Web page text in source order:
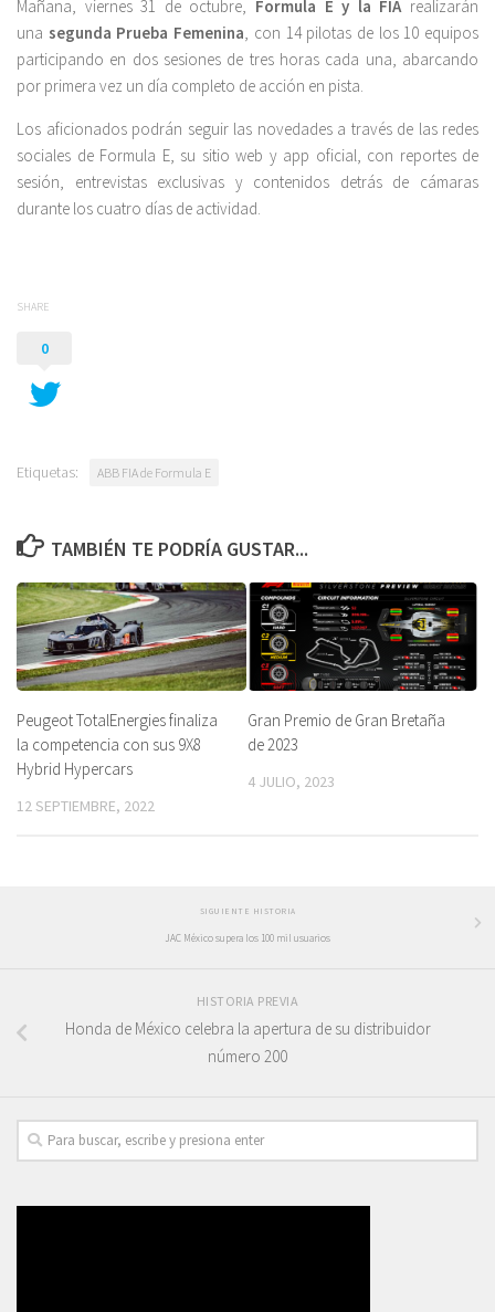
Mañana, viernes 31 de octubre, Formula E y la FIA realizarán
una segunda Prueba Femenina , con 14 pilotas de los 10 equipos
participando en dos sesiones de tres horas cada una, abarcando
por primera vez un día completo de acción en pista.
Los aficionados podrán seguir las novedades a través de las redes
sociales de Formula E, su sitio web y app oficial, con reportes de
sesión, entrevistas exclusivas y contenidos detrás de cámaras
durante los cuatro días de actividad.
SHARE
0
Etiquetas: ABB FIA de Formula E
TAMBIÉN TE PODRÍA GUSTAR...
Peugeot TotalEnergies finaliza
la competencia con sus 9X8
Hybrid Hypercars
12 SEPTIEMBRE, 2022
Gran Premio de Gran Bretaña
de 2023
4 JULIO, 2023
SIGUIENTE HISTORIA
JAC México supera los 100 mil usuarios
HISTORIA PREVIA
Honda de México celebra la apertura de su distribuidor
número 200